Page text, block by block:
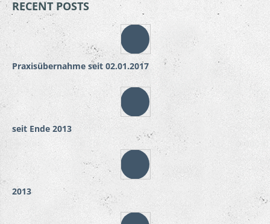
RECENT POSTS
Praxisübernahme seit 02.01.2017
seit Ende 2013
2013